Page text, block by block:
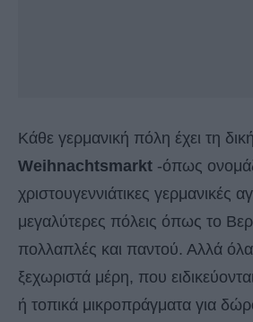
Κάθε γερμανική πόλη έχει τη
Weihnachtsmarkt -όπως
χριστουγεννιάτικες γερμανικές
μεγαλύτερες πόλεις όπως το
πολλαπλές και παντού. Αλλά όλα
ξεχωριστά μέρη, που
ή τοπικά μικροπράγματα για